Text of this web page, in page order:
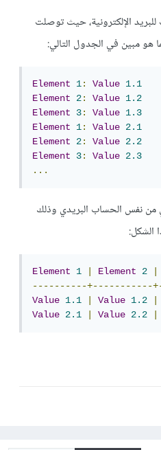
الإلكترونية، حيث توصلت
هو مبين في الجدول التالي:
Element 1: Value
1.1
Element
2: Value
1.2
Element
3: Value
1.3
Element
1: Value
2.1
Element
2: Value
2.2
Element
3: Value
2.3
...
من نفس الحساب البريدي وذلك
الشكل:
Element 1 Element 2
----------+-----------
Value
1.1 Value 1.2
Value
2.1 Value 2.2